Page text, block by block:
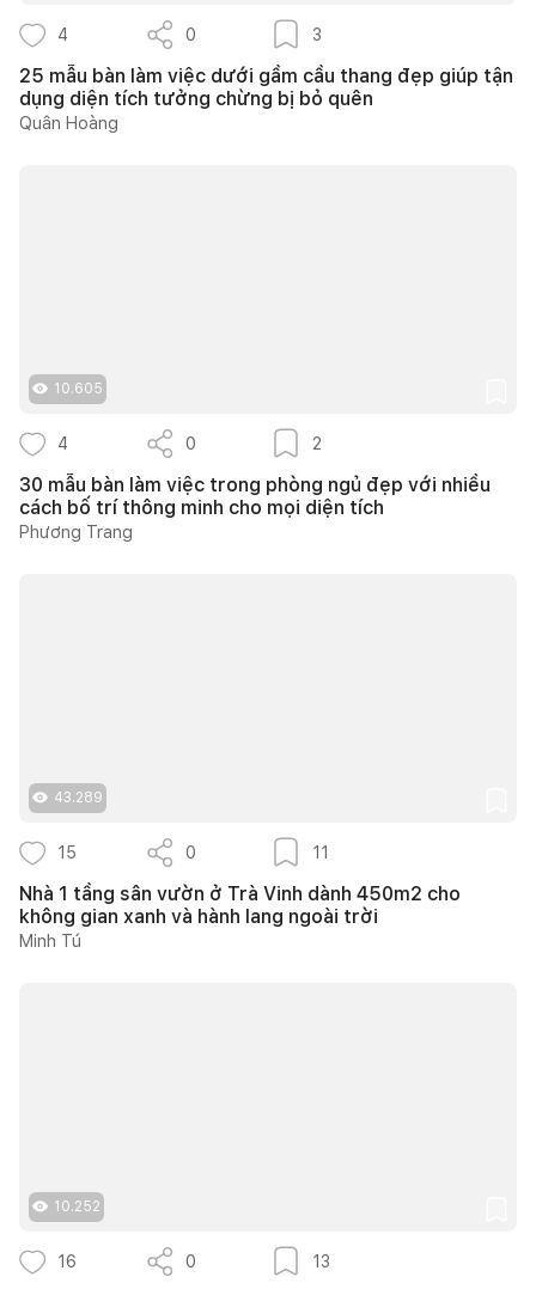
4 0 3
25 mẫu bàn làm việc dưới gầm cầu thang đẹp giúp tận
dụng diện tích tưởng chừng bị bỏ quên
Quân Hoàng
10.605
4 0 2
30 mẫu bàn làm việc trong phòng ngủ đẹp với nhiều
cách bố trí thông minh cho mọi diện tích
Phương Trang
43.289
15 0 11
Nhà 1 tầng sân vườn ở Trà Vinh dành 450m2 cho
không gian xanh và hành lang ngoài trời
Minh Tú
10.252
16 0 13